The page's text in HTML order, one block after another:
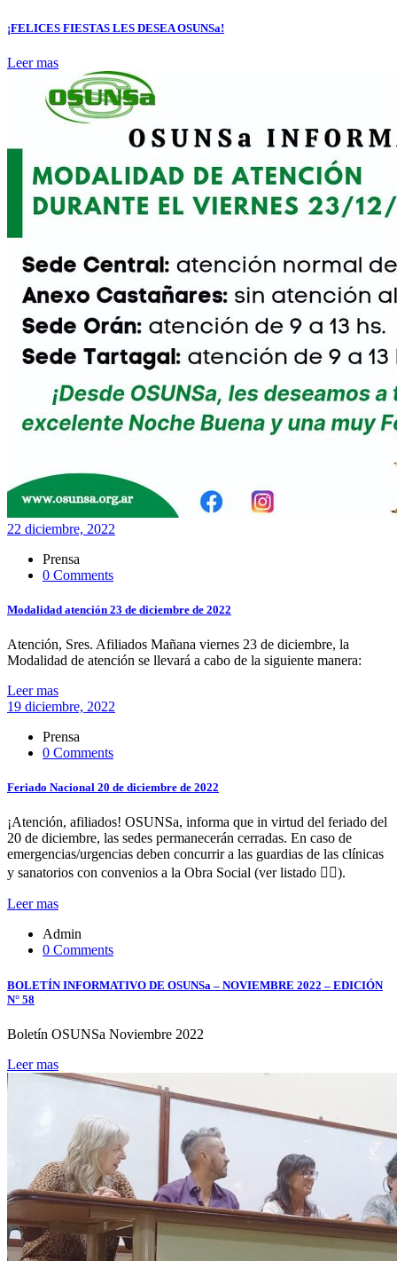
¡FELICES FIESTAS LES DESEA OSUNSa!
Leer mas
22 diciembre, 2022
Prensa
0 Comments
Modalidad atención 23 de diciembre de 2022
Atención, Sres. Afiliados Mañana viernes 23 de diciembre, la
Modalidad de atención se llevará a cabo de la siguiente manera:
Leer mas
19 diciembre, 2022
Prensa
0 Comments
Feriado Nacional 20 de diciembre de 2022
¡Atención, afiliados! OSUNSa, informa que in virtud del feriado del
20 de diciembre, las sedes permanecerán cerradas. En caso de
emergencias/urgencias deben concurrir a las guardias de las clínicas
y sanatorios con convenios a la Obra Social (ver listado 👇🏻).
Leer mas
Admin
0 Comments
BOLETÍN INFORMATIVO DE OSUNSa – NOVIEMBRE 2022 – EDICIÓN
N° 58
Boletín OSUNSa Noviembre 2022
Leer mas